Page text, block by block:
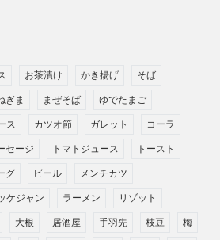
お茶漬け かき揚げ そば
ぎま まぜそば ゆでたまご
ス カツオ節 ガレット コーラ
セージ トマトジュース トースト
グ ビール メンチカツ
ケジャン ラーメン リゾット
大根 居酒屋 手羽先 枝豆 梅